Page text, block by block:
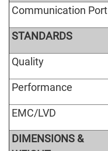
Communication Port
STANDARDS
Quality
Performance
EMC/LVD
DIMENSIONS &